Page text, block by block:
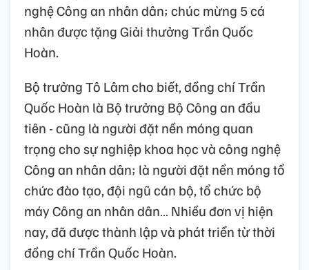
nghệ Công an nhân dân; chúc mừng 5 cá
nhân được tặng Giải thưởng Trần Quốc
Hoàn.
Bộ trưởng Tô Lâm cho biết, đồng chí Trần
Quốc Hoàn là Bộ trưởng Bộ Công an đầu
tiên - cũng là người đặt nền móng quan
trọng cho sự nghiệp khoa học và công nghệ
Công an nhân dân; là người đặt nền móng tổ
chức đào tạo, đội ngũ cán bộ, tổ chức bộ
máy Công an nhân dân… Nhiều đơn vị hiện
nay, đã được thành lập và phát triển từ thời
đồng chí Trần Quốc Hoàn.